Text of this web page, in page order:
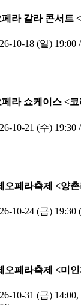
라 갈라 콘서트
10-18 (일) 19:00
라 쇼케이스 <
10-21 (수) 19:30
오페라축제 <양
10-24 (금) 19:30
오페라축제 <미
10-31 (금) 14:00,